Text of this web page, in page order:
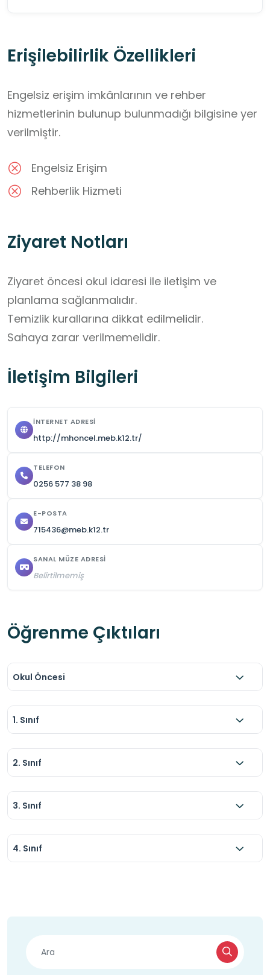
Erişilebilirlik Özellikleri
Engelsiz erişim imkânlarının ve rehber
hizmetlerinin bulunup bulunmadığı bilgisine yer
verilmiştir.
Engelsiz Erişim
Rehberlik Hizmeti
Ziyaret Notları
Ziyaret öncesi okul idaresi ile iletişim ve
planlama sağlanmalıdır.
Temizlik kurallarına dikkat edilmelidir.
Sahaya zarar verilmemelidir.
İletişim Bilgileri
İNTERNET ADRESI
http://mhoncel.meb.k12.tr/
TELEFON
0256 577 38 98
E-POSTA
715436@meb.k12.tr
SANAL MÜZE ADRESI
Belirtilmemiş
Öğrenme Çıktıları
Okul Öncesi
1. Sınıf
2. Sınıf
3. Sınıf
4. Sınıf